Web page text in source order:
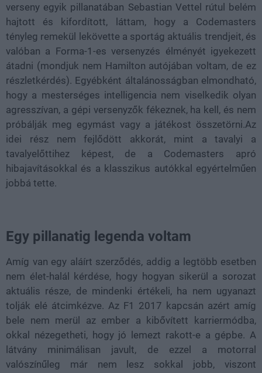
verseny egyik pillanatában Sebastian Vettel rútul belém
hajtott és kifordított, láttam, hogy a Codemasters
tényleg remekül lekövette a sportág aktuális trendjeit, és
valóban a Forma-1-es versenyzés élményét igyekezett
átadni (mondjuk nem Hamilton autójában voltam, de ez
részletkérdés). Egyébként általánosságban elmondható,
hogy a mesterséges intelligencia nem viselkedik olyan
agresszívan, a gépi versenyzők fékeznek, ha kell, és nem
próbálják meg egymást vagy a játékost összetörni.Az
idei rész nem fejlődött akkorát, mint a tavalyi a
tavalyelőttihez képest, de a Codemasters apró
hibajavításokkal és a klasszikus autókkal egyértelműen
jobbá tette.
Egy pillanatig legenda voltam
Amíg van egy aláírt szerződés, addig a legtöbb esetben
nem élet-halál kérdése, hogy hogyan sikerül a sorozat
aktuális része, de mindenki értékeli, ha nem ugyanazt
tolják elé átcimkézve. Az F1 2017 kapcsán azért amíg
bele nem merül az ember a kibővített karriermódba,
okkal nézegetheti, hogy jó lemezt rakott-e a gépbe. A
látvány minimálisan javult, de ezzel a motorral
valószínűleg már nem lesz sokkal jobb, viszont